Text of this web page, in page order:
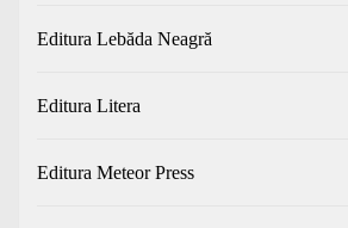
Editura Lebăda Neagră
Editura Litera
Editura Meteor Press